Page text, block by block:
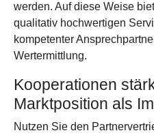
werden. Auf diese Weise
qualitativ hochwertigen
kompetenter
Wertermittlung.
Kooperationen
Marktposition als
Nutzen Sie den